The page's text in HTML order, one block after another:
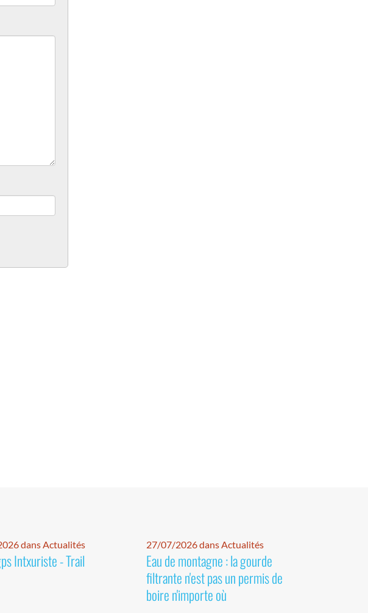
dans Actualités
Intxuriste - Trail
27/07/2026 dans Actualités
Eau de montagne : la gourde
filtrante n'est pas un permis de
boire n'importe où